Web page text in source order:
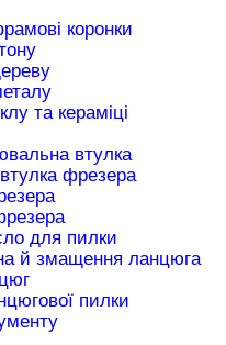
коронки
та кераміці
втулка
фрезера
для пилки
й змащення ланцюга
пилки